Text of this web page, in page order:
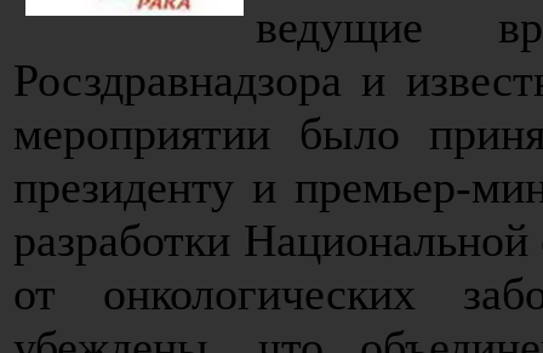
ведущие
Росздравнадзора и
мероприятии было
президенту и премьер-
разработки
от онкологических